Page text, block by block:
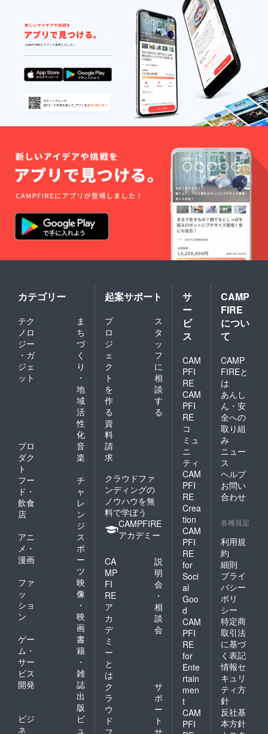
カテゴリー
テク
ノロ
ジー
・ガ
ジェ
ット
ま
ち
づ
く
り
・
地
域
活
性
化
プロ
ダク
ト
音
楽
フー
ド・
飲食
店
チ
ャ
レ
ン
ジ
アニ
メ・
漫画
ス
ポ
ー
ツ
ファ
ッ
ショ
ン
映
像
・
映
画
ゲー
ム・
サー
ビス
開発
書
籍
・
雑
誌
出
版
ビジ
ネ
ビ
ュ
起案サポート
プ
ロ
ジ
ェ
ク
ト
を
作
る
ス
タ
ッ
フ
に
相
談
す
る
資
料
請
求
クラウドファ
ンディングの
ノウハウを無
料で学ぼう
CAMPFIRE
アカデミー
CA
MP
FI
RE
ア
カ
デ
ミ
ー
と
は
説
明
会
・
相
談
会
ク
ラ
ウ
ド
フ
サ
ポ
ー
ト
サ
サ
ー
ビ
ス
CAM
PFI
RE
CAM
PFI
RE
コ
ミュ
ニ
ティ
CAM
PFI
RE
Crea
tion
CAM
PFI
RE
for
Soci
al
Goo
d
CAM
PFI
RE
for
Ente
rtain
men
t
CAM
PFI
CAMP
FIRE
につい
て
CAMP
FIREと
は
あんし
ん・安
全への
取り組
み
ニュー
ス
ヘルプ
お問い
合わせ
各種規定
利用規
約
細則
プライ
バシー
ポリ
シー
特定商
取引法
に基づ
く表記
情報セ
キュリ
ティ方
針
反社基
本方針